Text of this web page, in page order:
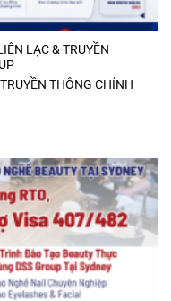
LẠC & TRUYỀN
THÔNG CHÍNH